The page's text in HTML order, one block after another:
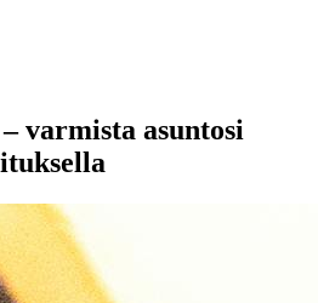
varmista asuntosi